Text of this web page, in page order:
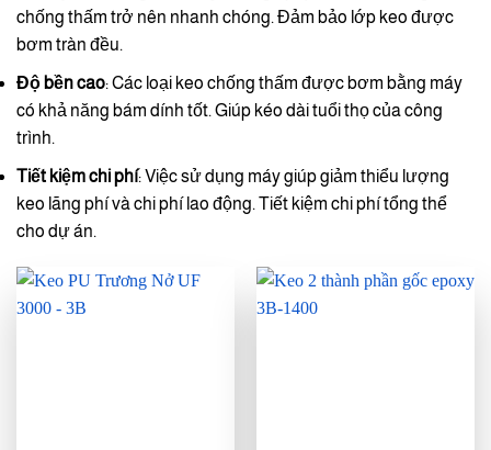
chống thấm trở nên nhanh chóng. Đảm bảo lớp keo được
bơm tràn đều.
Độ bền cao: Các loại keo chống thấm được bơm bằng máy
có khả năng bám dính tốt. Giúp kéo dài tuổi thọ của công
trình.
Tiết kiệm chi phí: Việc sử dụng máy giúp giảm thiểu lượng
keo lãng phí và chi phí lao động. Tiết kiệm chi phí tổng thể
cho dự án.